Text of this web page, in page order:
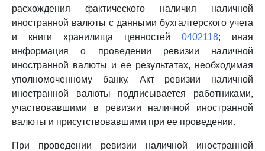
расхождения фактического наличия наличной
иностранной валюты с данными бухгалтерского учета
и книги хранилища ценностей 0402118; иная
информация о проведении ревизии наличной
иностранной валюты и ее результатах, необходимая
уполномоченному банку. Акт ревизии наличной
иностранной валюты подписывается работниками,
участвовавшими в ревизии наличной иностранной
валюты и присутствовавшими при ее проведении.
При проведении ревизии наличной иностранной